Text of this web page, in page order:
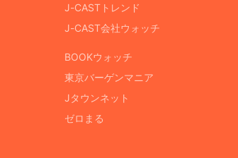
J-CASTトレンド
J-CAST会社ウォッチ
BOOKウォッチ
東京バーゲンマニア
Jタウンネット
ゼロまる